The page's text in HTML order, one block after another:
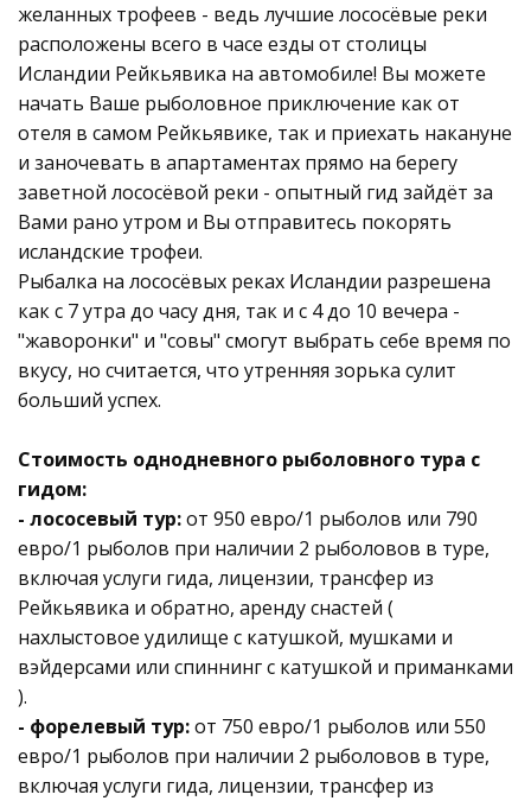
желанных трофеев - ведь лучшие лососёвые реки
расположены всего в часе езды от столицы
Исландии Рейкьявика на автомобиле! Вы можете
начать Ваше рыболовное приключение как от
отеля в самом Рейкьявике, так и приехать накануне
и заночевать в апартаментах прямо на берегу
заветной лососёвой реки - опытный гид зайдёт за
Вами рано утром и Вы отправитесь покорять
исландские трофеи.
Рыбалка на лососёвых реках Исландии разрешена
как с 7 утра до часу дня, так и с 4 до 10 вечера -
"жаворонки" и "совы" смогут выбрать себе время по
вкусу, но считается, что утренняя зорька сулит
больший успех.
Стоимость однодневного рыболовного тура с
гидом:
- лососевый тур:от 950 евро/1 рыболов или 790
евро/1 рыболов при наличии 2 рыболовов в туре,
включая услуги гида, лицензии, трансфер из
Рейкьявика и обратно, аренду снастей (
нахлыстовое удилище с катушкой, мушками и
вэйдерсами или спиннинг с катушкой и приманками
).
- форелевый тур:от 750 евро/1 рыболов или 550
евро/1 рыболов при наличии 2 рыболовов в туре,
включая услуги гида, лицензии, трансфер из